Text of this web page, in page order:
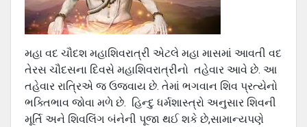
મહા વદ ચૌદશ મહાશિવરાત્રી એટલે મહા માસમાં આવતી વદ
તેરસ ચૌદસના દિવસે મહાશિવરાત્રીનો તહેવાર આવે છે. આ
તહેવાર રાત્રિએ જ ઉજવાય છે. તેમાં ભગવાન શિવ પ્રત્યેનો
ભક્તિભાવ જોવા મળે છે. હિન્દુ ધર્મશાસ્ત્રો અનુસાર શિવની
મૂર્તિ અને શિવલિંગ બંનેની પૂજા થઈ શકે છે,સામાન્યપણે